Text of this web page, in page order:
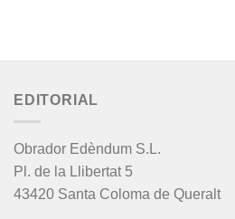
EDITORIAL
Obrador Edèndum S.L.
Pl. de la Llibertat 5
43420 Santa Coloma de Queralt